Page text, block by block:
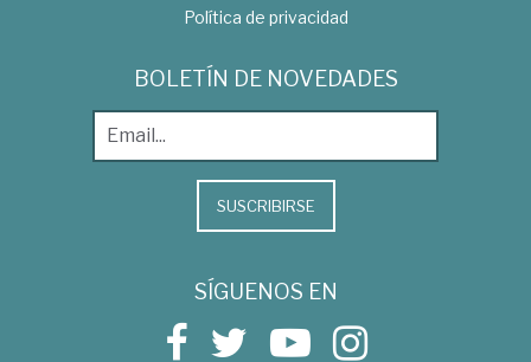
Política de privacidad
BOLETÍN DE NOVEDADES
SUSCRIBIRSE
SÍGUENOS EN